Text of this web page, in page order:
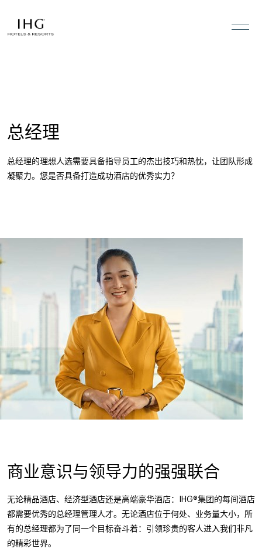
总经理
总经理的理想人选需要具备指导员工的杰出技巧和热忱，让团队形成
凝聚力。您是否具备打造成功酒店的优秀实力？
商业意识与领导力的强强联合
无论精品酒店、经济型酒店还是高端豪华酒店：IHG®集团的每间酒店
都需要优秀的总经理管理人才。无论酒店位于何处、业务量大小，所
有的总经理都为了同一个目标奋斗着：引领珍贵的客人进入我们非凡
的精彩世界。